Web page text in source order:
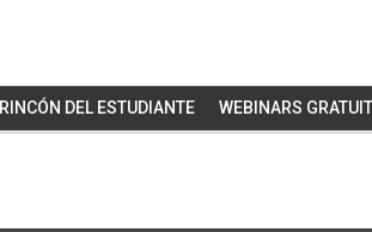
RINCÓN DEL ESTUDIANTE WEBINARS